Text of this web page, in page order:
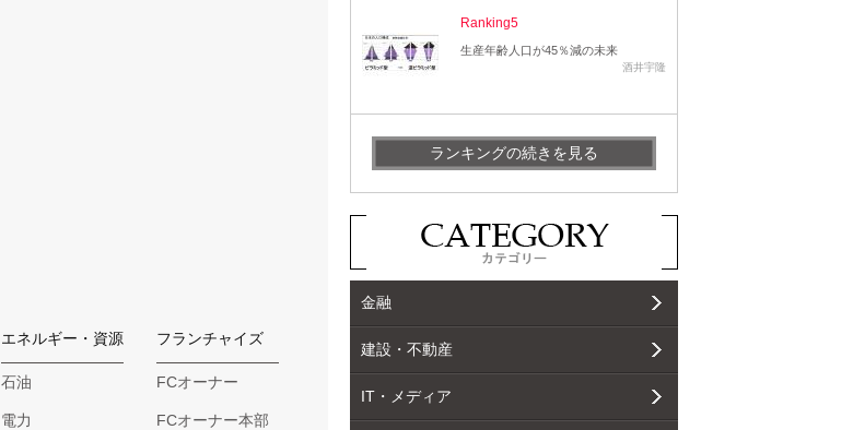
エネルギー・資源
石油
電力
フランチャイズ
FCオーナー
FCオーナー本部
Ranking5
生産年齢人口が45％減の未来
酒井宇隆
ランキングの続きを見る
金融
建設・不動産
IT・メディア